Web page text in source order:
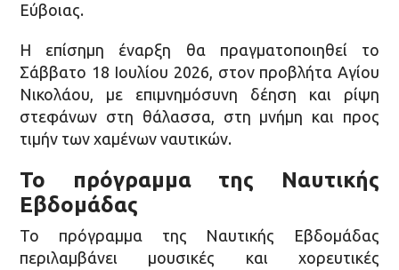
Εύβοιας.
Η επίσημη έναρξη θα πραγματοποιηθεί το
Σάββατο 18 Ιουλίου 2026, στον προβλήτα Αγίου
Νικολάου, με επιμνημόσυνη δέηση και ρίψη
στεφάνων στη θάλασσα, στη μνήμη και προς
τιμήν των χαμένων ναυτικών.
Το πρόγραμμα της Ναυτικής
Εβδομάδας
Το πρόγραμμα της Ναυτικής Εβδομάδας
περιλαμβάνει μουσικές και χορευτικές